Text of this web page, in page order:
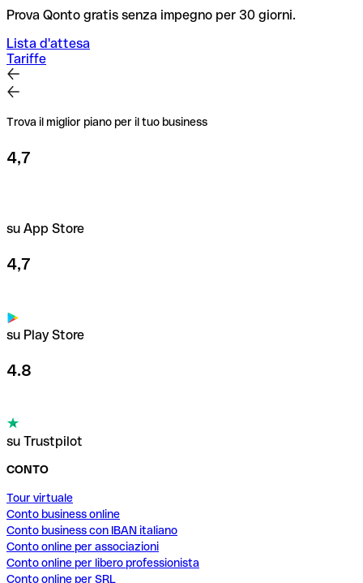
Prova Qonto gratis senza impegno per 30 giorni.
Lista d'attesa
Tariffe
Trova il miglior piano per il tuo business
4,7
su App Store
4,7
su Play Store
4.8
su Trustpilot
CONTO
Tour virtuale
Conto business online
Conto business con IBAN italiano
Conto online per associazioni
Conto online per libero professionista
Conto online per SRL